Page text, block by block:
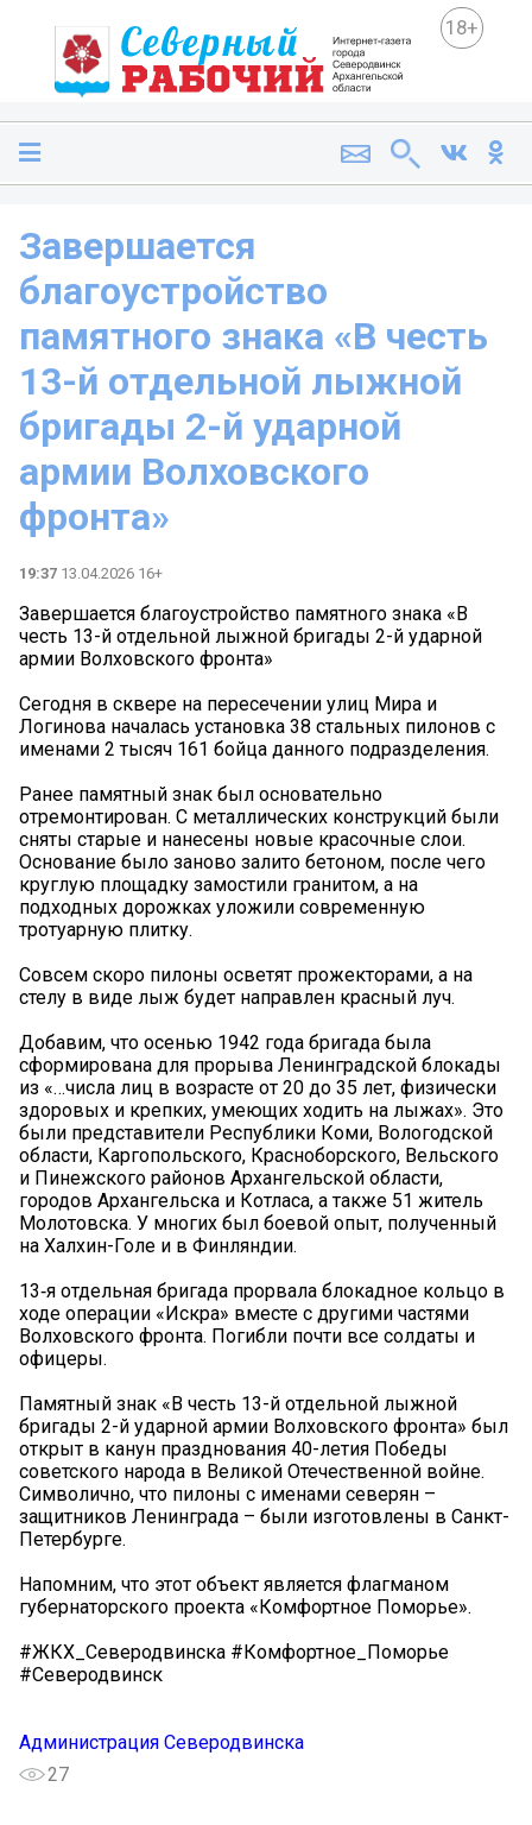
18+
Завершается
благоустройство
памятного знака «В честь
13-й отдельной лыжной
бригады 2-й ударной
армии Волховского
фронта»
19:37 13.04.2026 16+
Завершается благоустройство памятного знака «В
честь 13-й отдельной лыжной бригады 2-й ударной
армии Волховского фронта»
Сегодня в сквере на пересечении улиц Мира и
Логинова началась установка 38 стальных пилонов с
именами 2 тысяч 161 бойца данного подразделения.
Ранее памятный знак был основательно
отремонтирован. С металлических конструкций были
сняты старые и нанесены новые красочные слои.
Основание было заново залито бетоном, после чего
круглую площадку замостили гранитом, а на
подходных дорожках уложили современную
тротуарную плитку.
Совсем скоро пилоны осветят прожекторами, а на
стелу в виде лыж будет направлен красный луч.
Добавим, что осенью 1942 года бригада была
сформирована для прорыва Ленинградской блокады
из «…числа лиц в возрасте от 20 до 35 лет, физически
здоровых и крепких, умеющих ходить на лыжах». Это
были представители Республики Коми, Вологодской
области, Каргопольского, Красноборского, Вельского
и Пинежского районов Архангельской области,
городов Архангельска и Котласа, а также 51 житель
Молотовска. У многих был боевой опыт, полученный
на Халхин-Голе и в Финляндии.
13‑я отдельная бригада прорвала блокадное кольцо в
ходе операции «Искра» вместе с другими частями
Волховского фронта. Погибли почти все солдаты и
офицеры.
Памятный знак «В честь 13-й отдельной лыжной
бригады 2-й ударной армии Волховского фронта» был
открыт в канун празднования 40-летия Победы
советского народа в Великой Отечественной войне.
Символично, что пилоны с именами северян –
защитников Ленинграда – были изготовлены в Санкт-
Петербурге.
Напомним, что этот объект является флагманом
губернаторского проекта «Комфортное Поморье».
#ЖКХ_Северодвинска #Комфортное_Поморье
#Северодвинск
Администрация Северодвинска
27